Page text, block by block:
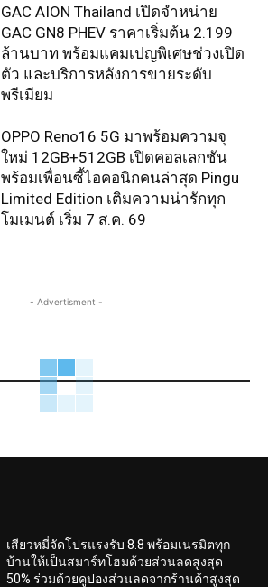
GAC AION Thailand เปิดจำหน่าย
GAC GN8 PHEV ราคาเริ่มต้น 2.199
ล้านบาท พร้อมแคมเปญพิเศษช่วงเปิด
ตัว และบริการหลังการขายระดับ
พรีเมียม
OPPO Reno16 5G มาพร้อมความจุ
ใหม่ 12GB+512GB เปิดคอลเลกชัน
พร้อมเพื่อนซี้ไอคอนิกคนล่าสุด Pingu
Limited Edition เติมความน่ารักทุก
โมเมนต์ เริ่ม 7 ส.ค. 69
- Advertisment -
เสียวหมี่จัดโปรแรงรับ 8.8 พร้อมเนรมิตทุก
บ้านให้เป็นสมาร์ทโฮมด้วยส่วนลดสูงสุด
50% ร่วมด้วยคูปองส่วนลดจากร้านค้าสูงสุด